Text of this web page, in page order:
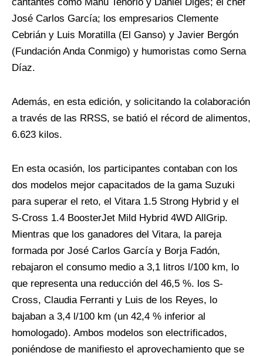
José Carlos García; los empresarios Clemente
Cebrián y Luis Moratilla (El Ganso) y Javier Bergón
(Fundación Anda Conmigo) y humoristas como Serna
Díaz.
Además, en esta edición, y solicitando la colaboración
a través de las RRSS, se batió el récord de alimentos,
6.623 kilos.
En esta ocasión, los participantes contaban con los
dos modelos mejor capacitados de la gama Suzuki
para superar el reto, el Vitara 1.5 Strong Hybrid y el
S-Cross 1.4 BoosterJet Mild Hybrid 4WD AllGrip.
Mientras que los ganadores del Vitara, la pareja
formada por José Carlos García y Borja Fadón,
rebajaron el consumo medio a 3,1 litros l/100 km, lo
que representa una reducción del 46,5 %. los S-
Cross, Claudia Ferranti y Luis de los Reyes, lo
bajaban a 3,4 l/100 km (un 42,4 % inferior al
homologado). Ambos modelos son electrificados,
poniéndose de manifiesto el aprovechamiento que se